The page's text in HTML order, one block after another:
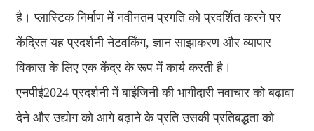
है। प्लास्टिक निर्माण में नवीनतम प्रगति को प्रदर्शित करने पर
केंद्रित यह प्रदर्शनी नेटवर्किंग, ज्ञान साझाकरण और व्यापार
विकास के लिए एक केंद्र के रूप में कार्य करती है।
एनपीई2024 प्रदर्शनी में बाईजिनी की भागीदारी नवाचार को बढ़ावा
देने और उद्योग को आगे बढ़ाने के प्रति उसकी प्रतिबद्धता को